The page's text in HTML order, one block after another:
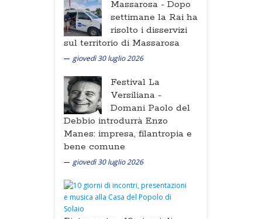
Massarosa - Dopo
settimane la Rai ha
risolto i disservizi
sul territorio di Massarosa
giovedì 30 luglio 2026
Festival La
Versiliana -
Domani Paolo del
Debbio introdurrà Enzo
Manes: impresa, filantropia e
bene comune
giovedì 30 luglio 2026